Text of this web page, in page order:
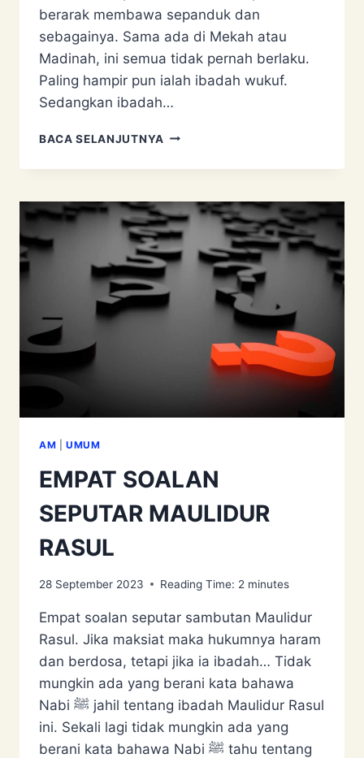
berarak membawa sepanduk dan
sebagainya. Sama ada di Mekah atau
Madinah, ini semua tidak pernah berlaku.
Paling hampir pun ialah ibadah wukuf.
Sedangkan ibadah…
BACA SELANJUTNYA PERARAKAN
AM UMUM
EMPAT SOALAN
SEPUTAR MAULIDUR
RASUL
28 September 2023 Reading Time: 2 minutes
Empat soalan seputar sambutan Maulidur
Rasul. Jika maksiat maka hukumnya haram
dan berdosa, tetapi jika ia ibadah… Tidak
mungkin ada yang berani kata bahawa
Nabi ﷺ jahil tentang ibadah Maulidur Rasul
ini. Sekali lagi tidak mungkin ada yang
berani kata bahawa Nabi ﷺ tahu tentang